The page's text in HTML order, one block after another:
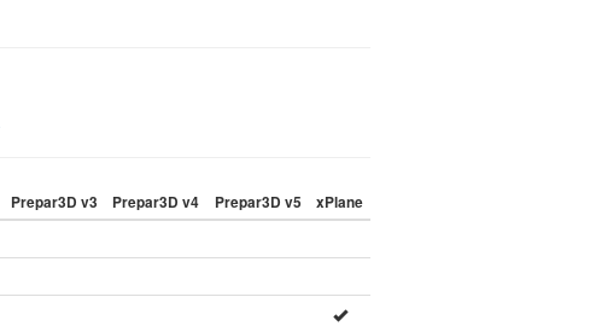
Prepar3D v3 Prepar3D v4 Prepar3D v5 xPlane